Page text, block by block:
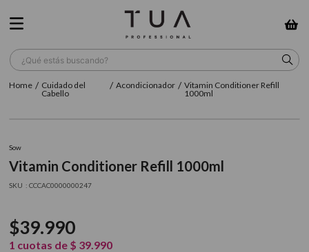
¿Qué estás buscando?
Cuidado del
Cabello
Acondicionador
Vitamin Conditioner Refill
1000ml
Sow
Vitamin Conditioner Refill 1000ml
: CCCAC0000000247
$39.990
1 cuotas de $ 39.990
TÉRMINOS MÁS BUSCADOS
3. farmavita
5. cepillo
6. gama